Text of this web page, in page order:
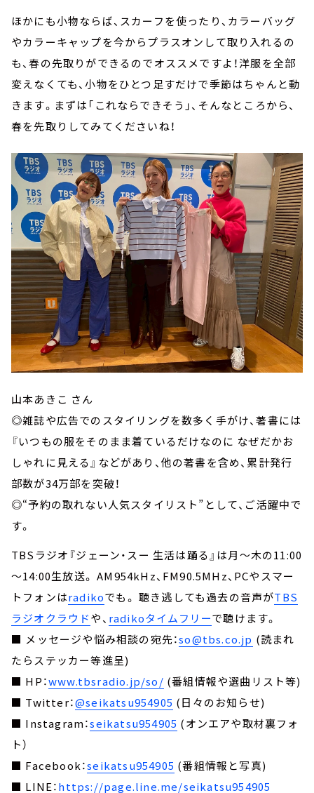
ほかにも小物ならば、スカーフを使ったり、カラーバッグ
やカラーキャップを今からプラスオンして取り入れるの
も、春の先取りができるのでオススメですよ！洋服を全部
変えなくても、小物をひとつ足すだけで季節はちゃんと動
きます。まずは「これならできそう」、そんなところから、
春を先取りしてみてくださいね！
山本あきこ さん
◎雑誌や広告でのスタイリングを数多く手がけ、著書には
『いつもの服をそのまま着ているだけなのに なぜだかお
しゃれに見える』などがあり、他の著書を含め、累計発行
部数が34万部を突破！
◎“予約の取れない人気スタイリスト”として、ご活躍中で
す。
TBSラジオ『ジェーン・スー 生活は踊る』は月～木の11:00
～14:00生放送。 AM954kHz、FM90.5MHz、PCやスマー
トフォンはradikoでも。 聴き逃しても過去の音声がTBS
ラジオクラウドや、 radikoタイムフリーで聴けます。
■ メッセージや悩み相談の宛先：so@tbs.co.jp (読まれ
たらステッカー等進呈)
■ HP：www.tbsradio.jp/so/ (番組情報や選曲リスト等)
■ Twitter：@seikatsu954905 (日々のお知らせ)
■ Instagram：seikatsu954905 (オンエアや取材裏フォ
ト）
■ Facebook：seikatsu954905 (番組情報と写真)
■ LINE：https://page.line.me/seikatsu954905